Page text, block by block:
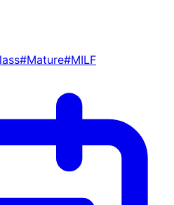
#Mature#MILF